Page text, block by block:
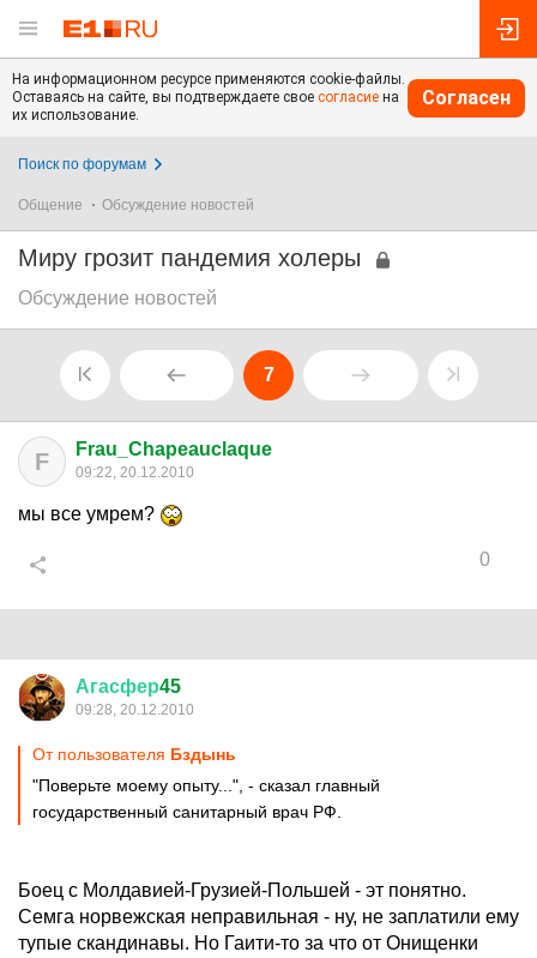
На информационном ресурсе применяются cookie-файлы.
Оставаясь на сайте, вы подтверждаете свое согласие на
их использование.
Согласен
Поиск по форумам
Общение Обсуждение новостей
Миру грозит пандемия холеры
Обсуждение новостей
7
F Frau_Chapeauclaque
09:22, 20.12.2010
мы все умрем?
0
Агасфер45
09:28, 20.12.2010
От пользователя Бздынь
"Поверьте моему опыту...", - сказал главный
государственный санитарный врач РФ.
Боец с Молдавией-Грузией-Польшей - эт понятно.
Семга норвежская неправильная - ну, не заплатили ему
тупые скандинавы. Но Гаити-то за что от Онищенки